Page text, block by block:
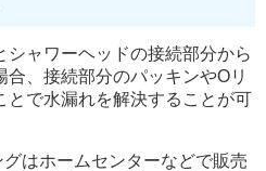
シャワーヘッドの接続部分から
合、接続部分のパッキンやOリ
とで水漏れを解決することが可
はホームセンターなどで販売